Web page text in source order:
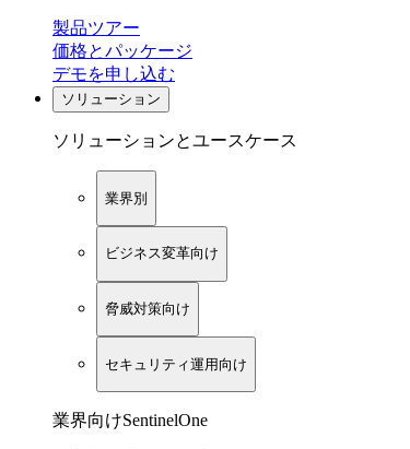
製品ツアー
価格とパッケージ
デモを申し込む
ソリューション
ソリューションとユースケース
業界別
ビジネス変革向け
脅威対策向け
セキュリティ運用向け
業界向けSentinelOne